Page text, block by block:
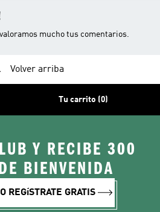
mucho tus comentarios.
Volver arriba
Tu carrito (0)
Y RECIBE 300
BIENVENIDA
REGíSTRATE GRATIS